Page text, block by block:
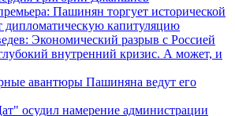
Пашинян торгует исторической
дипломатическую капитуляцию
Экономический разрыв с Россией
внутренний кризис. А может, и
авантюры Пашиняна ведут его
осудил намерение администрации